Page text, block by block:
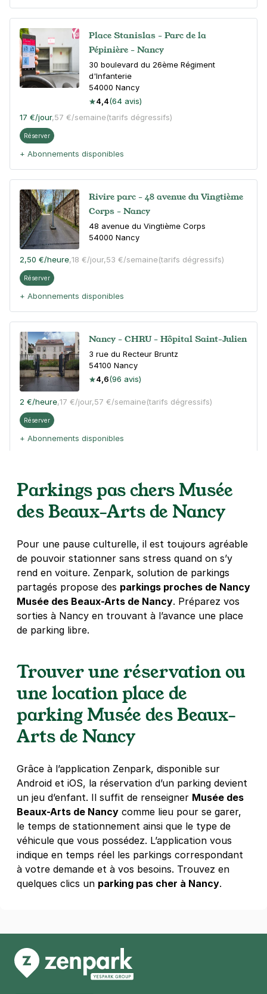
Place Stanislas - Parc de la
Pépinière - Nancy
30 boulevard du 26ème Régiment
d'Infanterie
54000 Nancy
4,4(64 avis)
17 €/jour,57 €/semaine(tarifs dégressifs)
Réserver
+ Abonnements disponibles
Rivire parc - 48 avenue du Vingtième
Corps - Nancy
48 avenue du Vingtième Corps
54000 Nancy
2,50 €/heure,18 €/jour,53 €/semaine(tarifs dégressifs)
Réserver
+ Abonnements disponibles
Nancy - CHRU - Hôpital Saint-Julien
3 rue du Recteur Bruntz
54100 Nancy
4,6(96 avis)
2 €/heure,17 €/jour,57 €/semaine(tarifs dégressifs)
Réserver
+ Abonnements disponibles
Nancy - Mon Désert - Gare de Nancy
11 rue de Mulhouse
54000Nancy
2 €/heure, 17 €/jour,57 €/semaine (tarifs dégressifs)
Réserver
+ Abonnements disponibles
Place Commanderie - rue Gabriel
Nancy
4,5(20 avis)
17 €/jour 57 €/semaine(tarifs dégressifs)
Réserver
+ Abonnements disponibles
Saint-Nicolas - Charles III -
boulevard Lobau - Nancy
63-65 boulevard Lobau
54000Nancy
4,2(25 avis)
17 €/jour, 57 €/semaine(tarifs dégressifs)
Réserver
+ Abonnements disponibles
Nancy
4,4
(6 avis)
Parkings pas chers Musée
des Beaux-Arts de Nancy
Pour une pause culturelle, il est toujours agréable
de pouvoir stationner sans stress quand on s’y
rend en voiture. Zenpark, solution de parkings
partagés propose des parkings proches de Nancy
Musée des Beaux-Arts de Nancy. Préparez vos
sorties à Nancy en trouvant à l’avance une place
de parking libre.
Trouver une réservation ou
une location place de
parking Musée des Beaux-
Arts de Nancy
Grâce à l’application Zenpark, disponible sur
Android et iOS, la réservation d’un parking devient
un jeu d’enfant. Il suffit de renseigner Musée des
Beaux-Arts de Nancy comme lieu pour se garer,
le temps de stationnement ainsi que le type de
véhicule que vous possédez. L’application vous
indique en temps réel les parkings correspondant
à votre demande et à vos besoins. Trouvez en
quelques clics un parking pas cher à Nancy.